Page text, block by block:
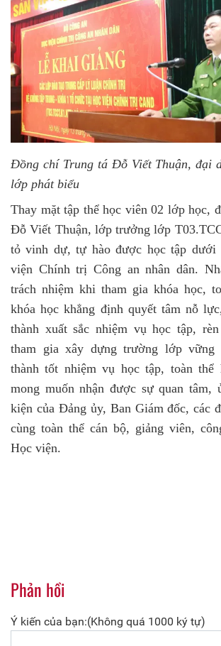
Đồng chí Trung tá Đỗ Viết Thuận, đại
lớp phát biểu
Thay mặt tập thể học viên 02 lớp học,
Đỗ Viết Thuận, lớp trưởng lớp
tỏ vinh dự, tự hào được học tập dưới
viện Chính trị Công an nhân dân.
trách nhiệm khi tham gia khóa học,
khóa học khẳng định quyết tâm nỗ
thành xuất sắc nhiệm vụ học tập,
tham gia xây dựng trường lớp vững
thành tốt nhiệm vụ học tập, toàn thể
mong muốn nhận được sự quan tâm,
kiện của Đảng ủy, Ban Giám đốc, các
cùng toàn thể cán bộ, giảng viên,
Học viện.
Phản hồi
Ý kiến của bạn:(Không quá 1000 ký tự)